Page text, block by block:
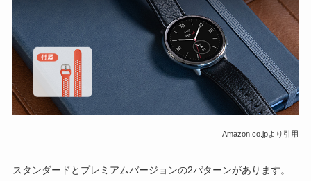
Amazon.co.jpより引用
スタンダードとプレミアムバージョンの2パターンがあります。